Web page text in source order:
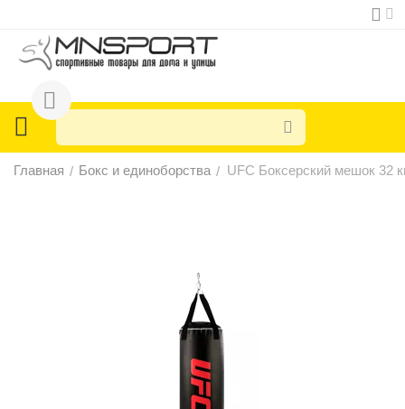
Главная / Бокс и единоборства / UFC Боксерский мешок 32